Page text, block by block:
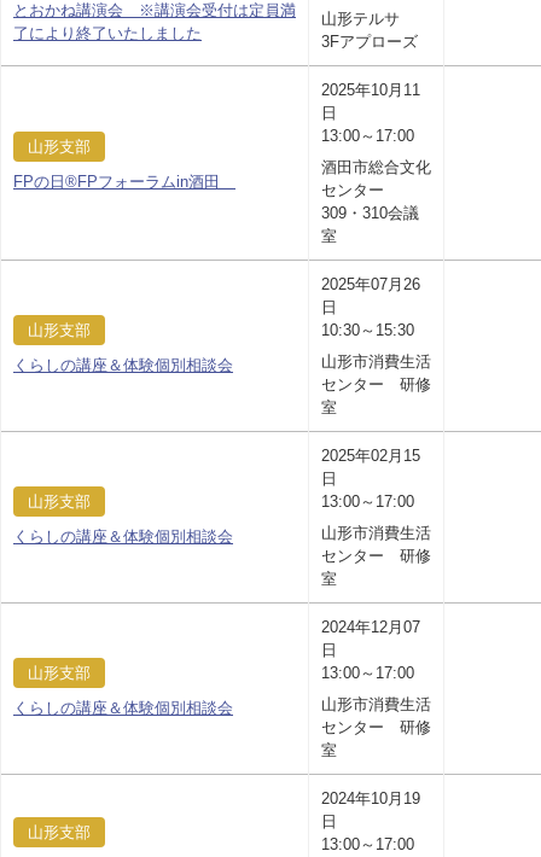
とおかね講演会 ※講演会受付は定員満
了により終了いたしました
山形テルサ
3Fアプローズ
山形支部
FPの日®FPフォーラムin酒田
2025年10月11
日
13:00～17:00
酒田市総合文化
センター
309・310会議
室
山形支部
くらしの講座＆体験個別相談会
2025年07月26
日
10:30～15:30
山形市消費生活
センター 研修
室
山形支部
くらしの講座＆体験個別相談会
2025年02月15
日
13:00～17:00
山形市消費生活
センター 研修
室
山形支部
くらしの講座＆体験個別相談会
2024年12月07
日
13:00～17:00
山形市消費生活
センター 研修
室
山形支部
2024年10月19
日
13:00～17:00